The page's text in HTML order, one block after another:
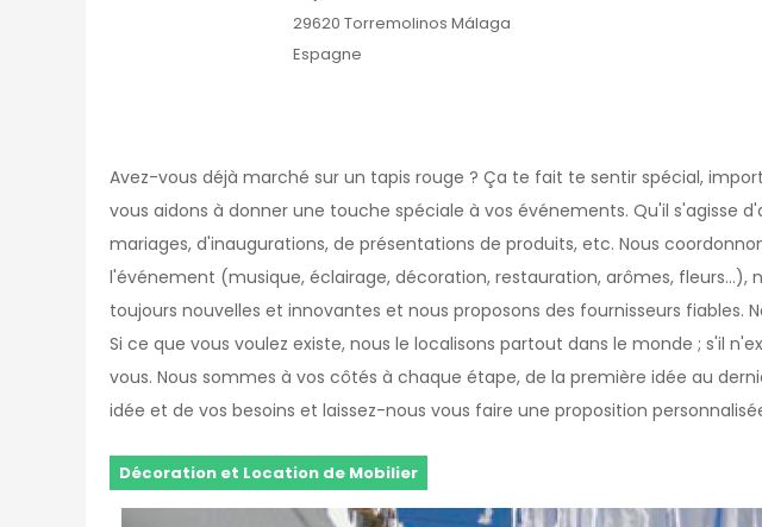
29620 Torremolinos Málaga
Espagne
Avez-vous déjà marché sur un tapis rouge ? Ça te fait te sentir spécial,
vous aidons à donner une touche spéciale à vos événements. Qu'il s'agisse
mariages, d'inaugurations, de présentations de produits, etc. Nous
l'événement (musique, éclairage, décoration, restauration, arômes, fleurs...),
toujours nouvelles et innovantes et nous proposons des fournisseurs fiables.
Si ce que vous voulez existe, nous le localisons partout dans le monde ; s'il
vous. Nous sommes à vos côtés à chaque étape, de la première idée au
idée et de vos besoins et laissez-nous vous faire une proposition
Décoration et Location de Mobilier